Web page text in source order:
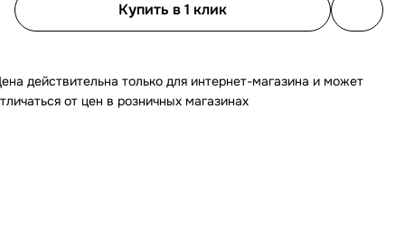
Купить в 1 клик
действительна только для интернет-магазина и может
от цен в розничных магазинах